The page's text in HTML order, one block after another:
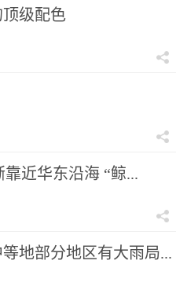
级配色
近华东沿海 “鲸...
地部分地区有大雨局...